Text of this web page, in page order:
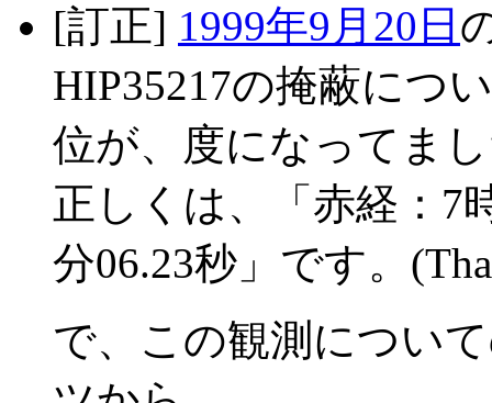
[訂正] 1999年9月20日
HIP35217の掩蔽につ
位が、度になってま
正しくは、「赤経：7
分06.23秒」です。
で、この観測につい